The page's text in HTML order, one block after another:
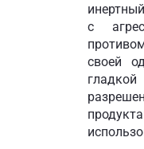
с
своей